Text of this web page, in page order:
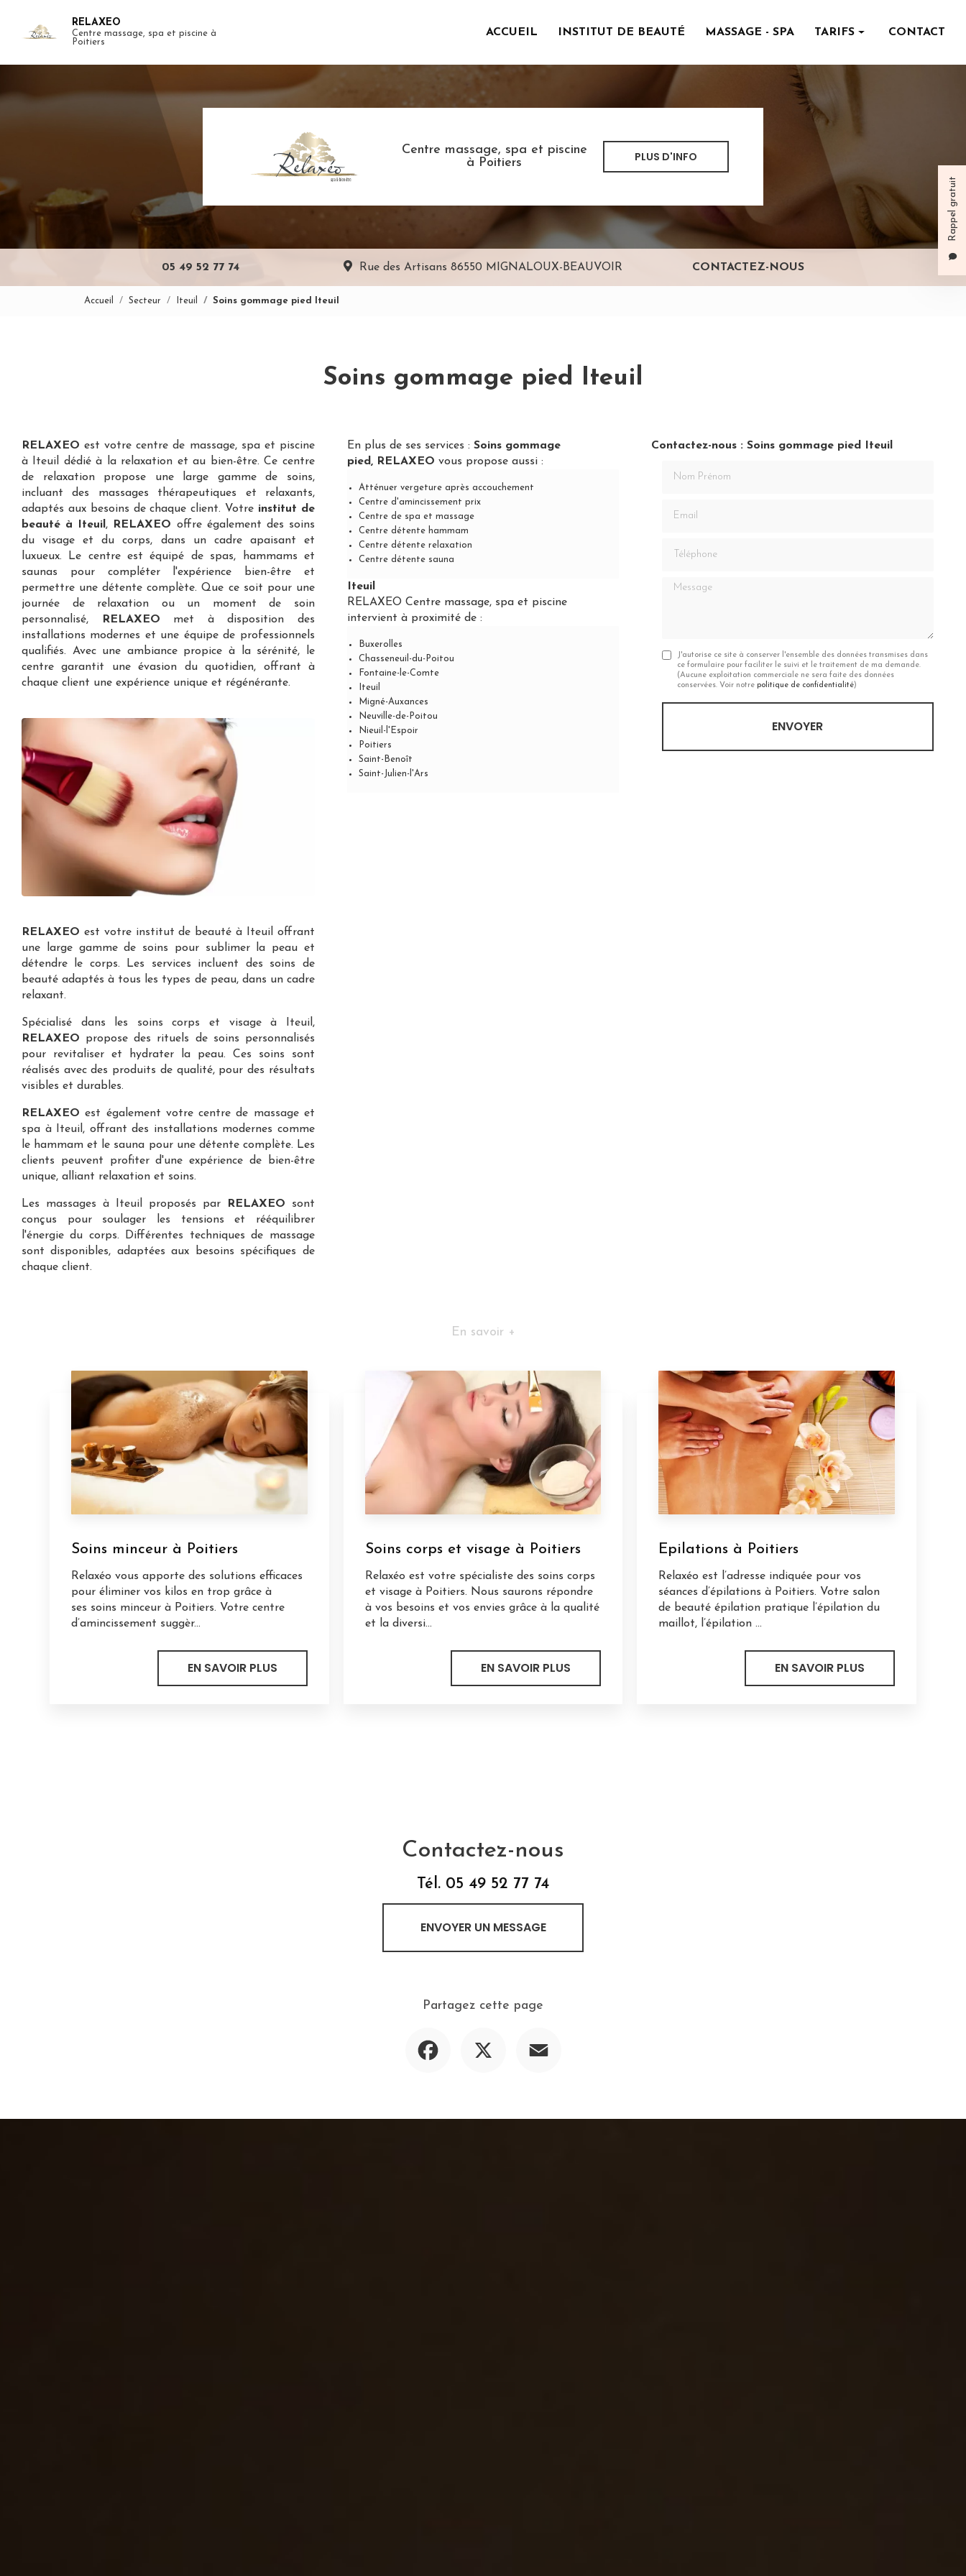
contenu
RELAXEO
Centre massage, spa et piscine à
Poitiers
Rappel gratuit
ACCUEIL INSTITUT DE BEAUTÉ MASSAGE - SPA TARIFS
Massage - spa
CONTACT
Centre massage, spa et piscine
à Poitiers
PLUS D'INFO
05 49 52 77 74 Rue des Artisans 86550 MIGNALOUX-BEAUVOIR CONTACTEZ-NOUS
Accueil Secteur Iteuil Soins gommage pied Iteuil
Soins gommage pied Iteuil
RELAXEO est votrecentre de massage, spa et piscine
à Iteuil
dédié à la relaxation et au bien-être. Ce centre
de relaxation propose une large gamme de soins,
incluant des massages thérapeutiques et relaxants,
adaptés aux besoins de chaque client. Votre institut de
beauté à Iteuil , RELAXEO offre également des soins
du visage et du corps, dans un cadre apaisant et
luxueux. Le centre est équipé de spas, hammams et
saunas pour compléter l'expérience bien-être et
permettre une détente complète. Que ce soit pour une
journée de relaxation ou un moment de soin
personnalisé, RELAXEO met à disposition des
installations modernes et une équipe de professionnels
qualifiés. Avec une ambiance propice à la sérénité, le
centre garantit une évasion du quotidien, offrant à
chaque client une expérience unique et régénérante.
RELAXEO est votre institut de beauté à Iteuil
offrant
une large gamme de soins pour sublimer la peau et
détendre le corps. Les services incluent des soins de
beauté adaptés à tous les types de peau, dans un cadre
relaxant.
Spécialisé dans les soins corps et visage à Iteuil ,
RELAXEO propose des rituels de soins personnalisés
pour revitaliser et hydrater la peau. Ces soins sont
réalisés avec des produits de qualité, pour des résultats
visibles et durables.
RELAXEO est également votrecentre de massage et
spa à Iteuil , offrant des installations modernes comme
le hammam et le sauna pour une détente complète. Les
clients peuvent profiter d'une expérience de bien-être
unique, alliant relaxation et soins.
Les massages à Iteuil proposés par RELAXEO sont
conçus pour soulager les tensions et rééquilibrer
l'énergie du corps. Différentes techniques de massage
sont disponibles, adaptées aux besoins spécifiques de
chaque client.
En plus de ses services : Soins gommage
pied, RELAXEO vous propose aussi :
Atténuer vergeture après accouchement
Centre d'amincissement prix
Centre de spa et massage
Centre détente hammam
Centre détente relaxation
Centre détente sauna
Iteuil
RELAXEO Centre massage, spa et piscine
intervient à proximité de :
Buxerolles
Chasseneuil-du-Poitou
Fontaine-le-Comte
Iteuil
Migné-Auxances
Neuville-de-Poitou
Nieuil-l'Espoir
Poitiers
Saint-Benoît
Saint-Julien-l'Ars
Contactez-nous : Soins gommage pied Iteuil
Message
J'autorise ce site à conserver l'ensemble des données transmises dans
ce formulaire pour faciliter le suivi et le traitement de ma demande.
(Aucune exploitation commerciale ne sera faite des données
conservées. Voir notre politique de confidentialité)
En savoir +
Soins minceur à Poitiers
Relaxéo vous apporte des solutions efficaces
pour éliminer vos kilos en trop grâce à
ses soins minceur à Poitiers. Votre centre
d’amincissement suggèr...
EN SAVOIR PLUS
Soins corps et visage à Poitiers
Relaxéo est votre spécialiste des soins corps
et visage à Poitiers. Nous saurons répondre
à vos besoins et vos envies grâce à la qualité
et la diversi...
EN SAVOIR PLUS
Epilations à Poitiers
Relaxéo est l’adresse indiquée pour vos
séances d’épilations à Poitiers. Votre salon
de beauté épilation pratique l’épilation du
maillot, l’épilation ...
EN SAVOIR PLUS
Contactez-nous
Tél. 05 49 52 77 74
ENVOYER UN MESSAGE
Partagez cette page